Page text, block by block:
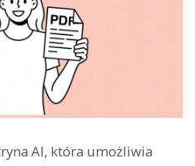
AI, która umożliwia